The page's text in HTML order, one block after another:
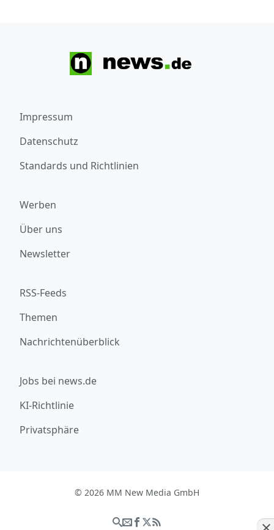
Impressum
Datenschutz
Standards und Richtlinien
Werben
Über uns
Newsletter
RSS-Feeds
Themen
Nachrichtenüberblick
Jobs bei news.de
KI-Richtlinie
Privatsphäre
© 2026 MM New Media GmbH